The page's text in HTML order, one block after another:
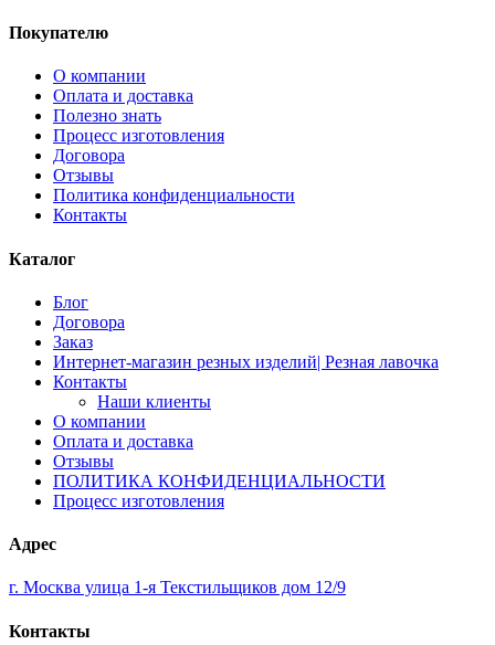
Покупателю
О компании
Оплата и доставка
Полезно знать
Процесс изготовления
Договора
Отзывы
Политика конфиденциальности
Контакты
Каталог
Блог
Договора
Заказ
Интернет-магазин резных изделий| Резная лавочка
Контакты
Наши клиенты
О компании
Оплата и доставка
Отзывы
ПОЛИТИКА КОНФИДЕНЦИАЛЬНОСТИ
Процесс изготовления
Адрес
г. Москва улица 1-я Текстильщиков дом 12/9
Контакты